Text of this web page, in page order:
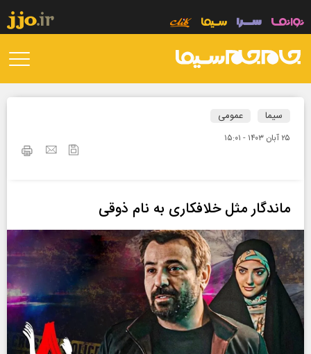
سیما عمومی
۲۵ آبان ۱۴۰۳ - ۱۵:۰۱
ماندگار مثل خلافکاری به نام ذوقی